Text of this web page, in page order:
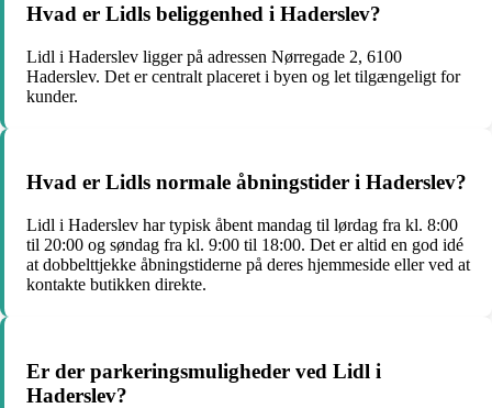
Hvad er Lidls beliggenhed i Haderslev?
Lidl i Haderslev ligger på adressen Nørregade 2, 6100
Haderslev. Det er centralt placeret i byen og let tilgængeligt for
kunder.
Hvad er Lidls normale åbningstider i Haderslev?
Lidl i Haderslev har typisk åbent mandag til lørdag fra kl. 8:00
til 20:00 og søndag fra kl. 9:00 til 18:00. Det er altid en god idé
at dobbelttjekke åbningstiderne på deres hjemmeside eller ved at
kontakte butikken direkte.
Er der parkeringsmuligheder ved Lidl i
Haderslev?